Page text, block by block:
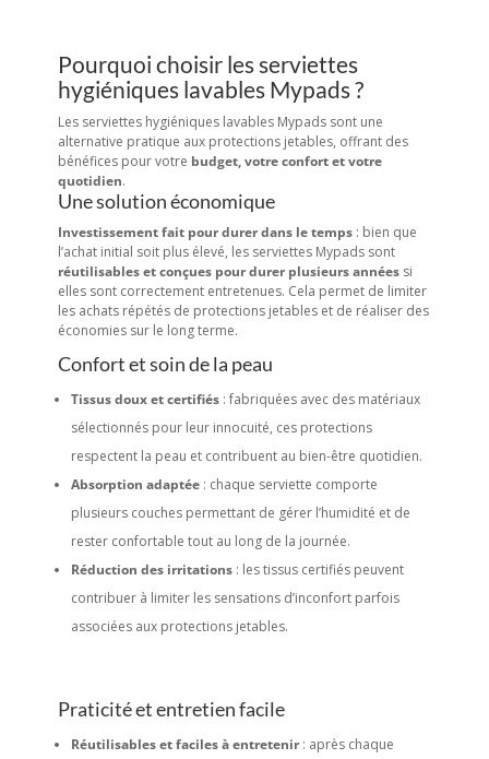
Pourquoi choisir les serviettes
hygiéniques lavables Mypads ?
Les serviettes hygiéniques lavables Mypads sont une
alternative pratique aux protections jetables, offrant des
bénéfices pour votre budget, votre confort et votre
quotidien.
Une solution économique
Investissement fait pour durer dans le temps: bien que
l’achat initial soit plus élevé, les serviettes Mypads sont
réutilisables et conçues pour durer plusieurs annéessi
elles sont correctement entretenues. Cela permet de limiter
les achats répétés de protections jetables et de réaliser des
économies sur le long terme.
Confort et soin de la peau
Tissus doux et certifiés: fabriquées avec des matériaux
sélectionnés pour leur innocuité, ces protections
respectent la peau et contribuent au bien-être quotidien.
Absorption adaptée: chaque serviette comporte
plusieurs couches permettant de gérer l’humidité et de
rester confortable tout au long de la journée.
Réduction des irritations: les tissus certifiés peuvent
contribuer à limiter les sensations d’inconfort parfois
associées aux protections jetables.
Praticité et entretien facile
Réutilisables et faciles à entretenir: après chaque